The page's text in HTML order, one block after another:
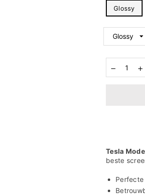
Glossy
Aantal
verlagen
Tesla
beste